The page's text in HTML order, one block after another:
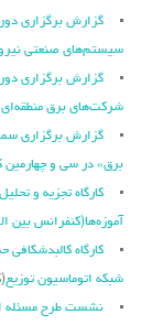
گزارش برگزاری
سیستم‌های صنعتی
گزارش برگزاری
شرکت‌های برق منطقه‌ای
گزارش برگزاری
برق» در سی و چهارمین
کارگاه تجزیه و
آموزه‌ها(کنفرانس بین
کارگاه
شبکه اتوماسیون توزیع
نشست طرح مسئله